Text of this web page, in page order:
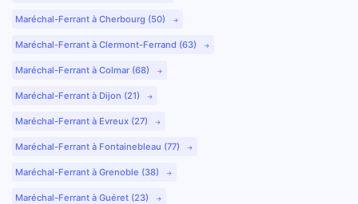
Maréchal-Ferrant à Cherbourg (50)
Maréchal-Ferrant à Clermont-Ferrand (63)
Maréchal-Ferrant à Colmar (68)
Maréchal-Ferrant à Dijon (21)
Maréchal-Ferrant à Evreux (27)
Maréchal-Ferrant à Fontainebleau (77)
Maréchal-Ferrant à Grenoble (38)
Maréchal-Ferrant à Guéret (23)